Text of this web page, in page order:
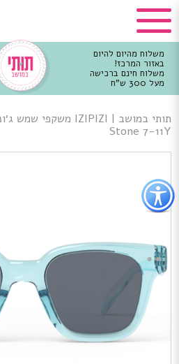
כפתור
לפתיחת
תפריט
נגישות
משלוח מהיום להיום
באזור המרכז!
משלוח חינם ברכישה
מעל 300 ש"ח
מרכזי
תותי במושב |
Stone 7-11Y